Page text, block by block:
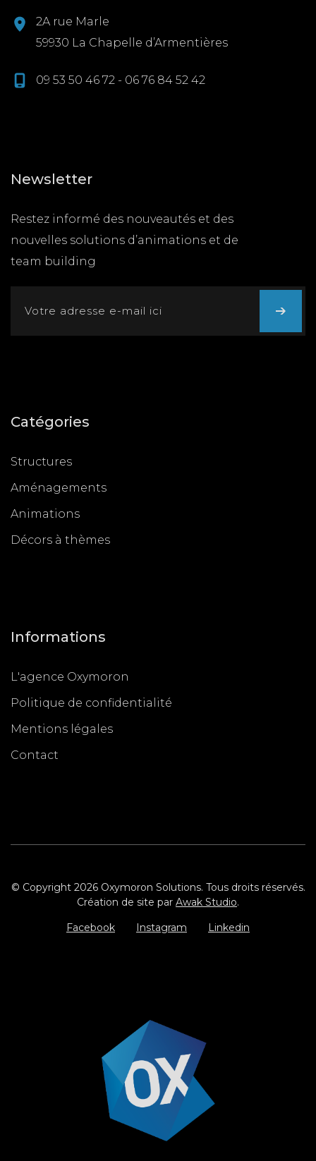
2A rue Marle
59930 La Chapelle d’Armentières
09 53 50 46 72 - 06 76 84 52 42
Newsletter
Restez informé des nouveautés et des
nouvelles solutions d’animations et de
team building
Catégories
Structures
Aménagements
Animations
Décors à thèmes
Informations
L'agence Oxymoron
Politique de confidentialité
Mentions légales
Contact
© Copyright 2026 Oxymoron Solutions. Tous droits réservés.
Création de site par Awak Studio.
Facebook
Instagram Linkedin